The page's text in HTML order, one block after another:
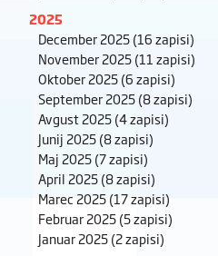
2025
December 2025(16 zapisi)
November 2025(11 zapisi)
Oktober 2025(6 zapisi)
September 2025(8 zapisi)
Avgust 2025(4 zapisi)
Junij 2025(8 zapisi)
Maj 2025(7 zapisi)
April 2025(8 zapisi)
Marec 2025(17 zapisi)
Februar 2025(5 zapisi)
Januar 2025(2 zapisi)